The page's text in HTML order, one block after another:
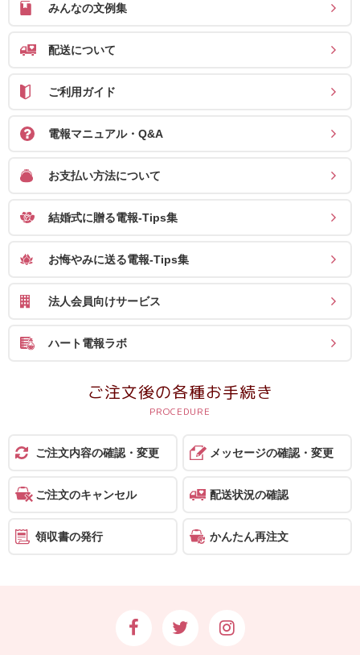
みんなの文例集
配送について
ご利用ガイド
電報マニュアル・Q&A
お支払い方法について
結婚式に贈る電報-Tips集
お悔やみに送る電報-Tips集
法人会員向けサービス
ハート電報ラボ
ご注文後の各種お手続き
ご注文内容の確認・変更 メッセージの確認・変更
ご注文のキャンセル 配送状況の確認
領収書の発行 かんたん再注文